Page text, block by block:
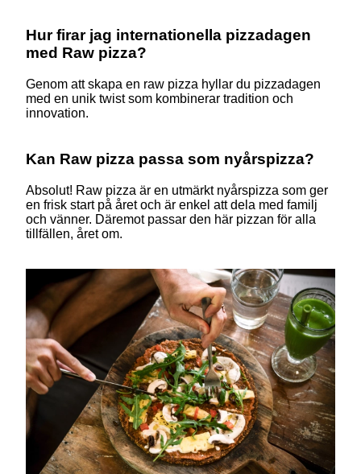
Hur firar jag internationella pizzadagen
med Raw pizza?
Genom att skapa en raw pizza hyllar du pizzadagen
med en unik twist som kombinerar tradition och
innovation.
Kan Raw pizza passa som nyårspizza?
Absolut! Raw pizza är en utmärkt nyårspizza som ger
en frisk start på året och är enkel att dela med familj
och vänner. Däremot passar den här pizzan för alla
tillfällen, året om.